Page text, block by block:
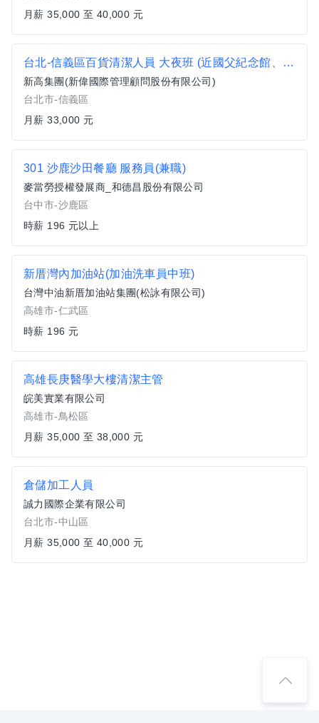
月薪 35,000 至 40,000 元
台北-信義區百貨清潔人員 大夜班 (近國父紀念館、大巨蛋)SY
新高集團(新偉國際管理顧問股份有限公司)
台北市-信義區
月薪 33,000 元
301 沙鹿沙田餐廳 服務員(兼職)
麥當勞授權發展商_和德昌股份有限公司
台中市-沙鹿區
時薪 196 元以上
新厝灣內加油站(加油洗車員中班)
台灣中油新厝加油站集團(松詠有限公司)
高雄市-仁武區
時薪 196 元
高雄長庚醫學大樓清潔主管
皖美實業有限公司
高雄市-鳥松區
月薪 35,000 至 38,000 元
倉儲加工人員
誠力國際企業有限公司
台北市-中山區
月薪 35,000 至 40,000 元